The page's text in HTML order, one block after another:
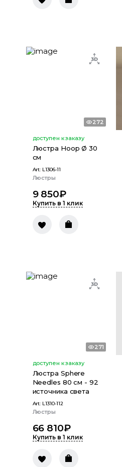
272
доступен к заказу
Люстра Hoop Ø 30
см
Art: L1306-11
Люстры
9 850₽
Купить в 1 клик
271
доступен к заказу
Люстра Sphere
Needles 80 см - 92
источника света
Art: L1310-112
Люстры
66 810₽
Купить в 1 клик